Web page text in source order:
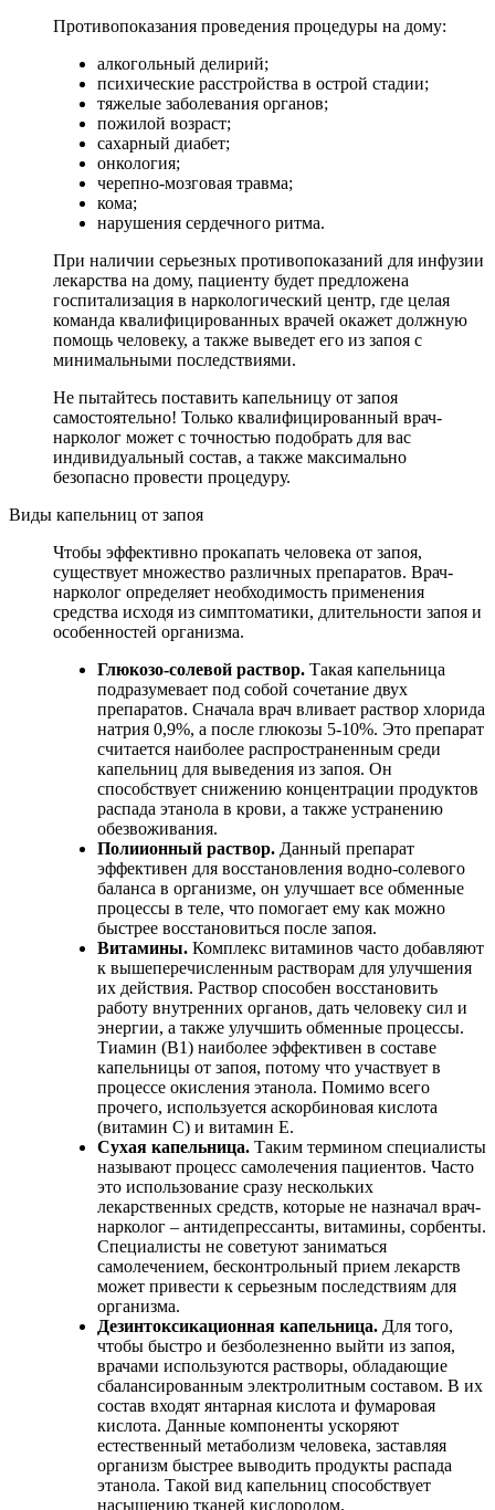
Противопоказания проведения процедуры на дому:
алкогольный делирий;
психические расстройства в острой стадии;
тяжелые заболевания органов;
пожилой возраст;
сахарный диабет;
онкология;
черепно-мозговая травма;
кома;
нарушения сердечного ритма.
При наличии серьезных противопоказаний для инфузии
лекарства на дому, пациенту будет предложена
госпитализация в наркологический центр, где целая
команда квалифицированных врачей окажет должную
помощь человеку, а также выведет его из запоя с
минимальными последствиями.
Не пытайтесь поставить капельницу от запоя
самостоятельно! Только квалифицированный врач-
нарколог может с точностью подобрать для вас
индивидуальный состав, а также максимально
безопасно провести процедуру.
Виды капельниц от запоя
Чтобы эффективно прокапать человека от запоя,
существует множество различных препаратов. Врач-
нарколог определяет необходимость применения
средства исходя из симптоматики, длительности запоя и
особенностей организма.
Глюкозо-солевой раствор. Такая капельница
подразумевает под собой сочетание двух
препаратов. Сначала врач вливает раствор хлорида
натрия 0,9%, а после глюкозы 5-10%. Это препарат
считается наиболее распространенным среди
капельниц для выведения из запоя. Он
способствует снижению концентрации продуктов
распада этанола в крови, а также устранению
обезвоживания.
Полиионный раствор. Данный препарат
эффективен для восстановления водно-солевого
баланса в организме, он улучшает все обменные
процессы в теле, что помогает ему как можно
быстрее восстановиться после запоя.
Витамины. Комплекс витаминов часто добавляют
к вышеперечисленным растворам для улучшения
их действия. Раствор способен восстановить
работу внутренних органов, дать человеку сил и
энергии, а также улучшить обменные процессы.
Тиамин (В1) наиболее эффективен в составе
капельницы от запоя, потому что участвует в
процессе окисления этанола. Помимо всего
прочего, используется аскорбиновая кислота
(витамин С) и витамин Е.
Сухая капельница. Таким термином специалисты
называют процесс самолечения пациентов. Часто
это использование сразу нескольких
лекарственных средств, которые не назначал врач-
нарколог – антидепрессанты, витамины, сорбенты.
Специалисты не советуют заниматься
самолечением, бесконтрольный прием лекарств
может привести к серьезным последствиям для
организма.
Дезинтоксикационная капельница. Для того,
чтобы быстро и безболезненно выйти из запоя,
врачами используются растворы, обладающие
сбалансированным электролитным составом. В их
состав входят янтарная кислота и фумаровая
кислота. Данные компоненты ускоряют
естественный метаболизм человека, заставляя
организм быстрее выводить продукты распада
этанола. Такой вид капельниц способствует
насыщению тканей кислородом.